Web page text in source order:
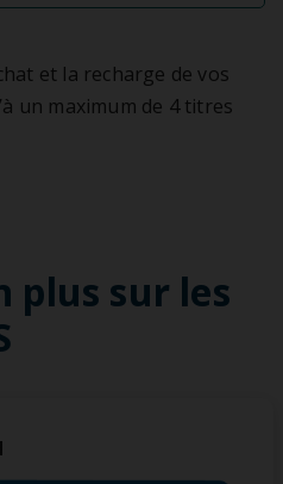
et la recharge de vos
un maximum de 4 titres
plus sur les